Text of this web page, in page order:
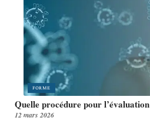
FORME
Quelle procédure pour
12 mars 2026